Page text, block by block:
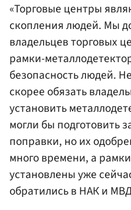
«Торговые центры
скопления людей. Мы
владельцев торговых
рамки-
безопасность людей.
скорее обязать
установить
могли бы подготовить
поправки, но их
много времени, а
установлены уже
обратились в НАК и